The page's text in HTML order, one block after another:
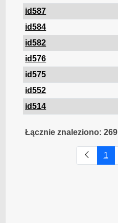
id587
id584
id582
id576
id575
id552
id514
Łącznie znaleziono: 269
1